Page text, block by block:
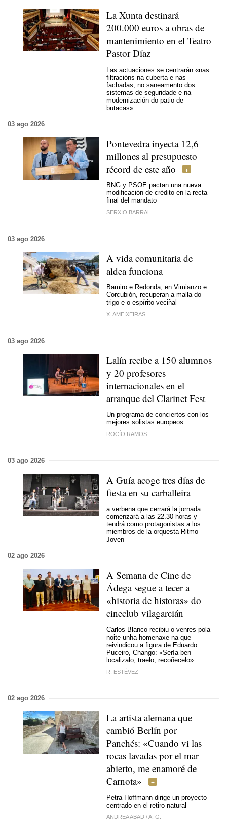
La Xunta destinará
200.000 euros a obras de
mantenimiento en el Teatro
Pastor Díaz
Las actuaciones se centrarán «nas
filtracións na cuberta e nas
fachadas, no saneamento dos
sistemas de seguridade e na
modernización do patio de
butacas»
03 ago 2026
Pontevedra inyecta 12,6
millones al presupuesto
récord de este año
BNG y PSOE pactan una nueva
modificación de crédito en la recta
final del mandato
SERXIO BARRAL
03 ago 2026
A vida comunitaria de
aldea funciona
Bamiro e Redonda, en Vimianzo e
Corcubión, recuperan a malla do
trigo e o espírito veciñal
X. AMEIXEIRAS
03 ago 2026
Lalín recibe a 150 alumnos
y 20 profesores
internacionales en el
arranque del Clarinet Fest
Un programa de conciertos con los
mejores solistas europeos
ROCÍO RAMOS
03 ago 2026
A Guía acoge tres días de
fiesta en su carballeira
a verbena que cerrará la jornada
comenzará a las 22.30 horas y
tendrá como protagonistas a los
miembros de la orquesta Ritmo
Joven
02 ago 2026
A Semana de Cine de
Ádega segue a tecer a
«historia de historas» do
cineclub vilagarcián
Carlos Blanco recibiu o venres pola
noite unha homenaxe na que
reivindicou a figura de Eduardo
Puceiro, Chango: «Sería ben
localizalo, traelo, recoñecelo»
R. ESTÉVEZ
02 ago 2026
La artista alemana que
cambió Berlín por
Panchés: «Cuando vi las
rocas lavadas por el mar
abierto, me enamoré de
Carnota»
Petra Hoffmann dirige un proyecto
centrado en el retiro natural
ANDREA ABAD /A. G.